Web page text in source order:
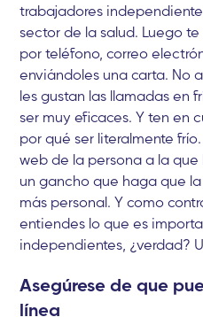
trabajadores
sector de la salud. Luego
por teléfono, correo
enviándoles una carta. No
les gustan las llamadas en
ser muy eficaces. Y ten en
por qué ser literalmente
web de la persona a la que
un gancho que haga que
más personal. Y como
entiendes lo que es
independientes, ¿verdad?
Asegúrese de que
línea